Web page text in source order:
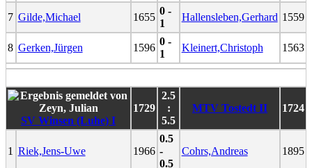
7 Gilde,Michael 1655
0 -
1
Hallensleben,Gerhard 1559
8 Gerken,Jürgen 1596
0 -
1
Kleinert,Christoph 1563
SV Winsen (Luhe) I
1729
2.5
:
5.5
MTV Tostedt II 1724
1 Riek,Jens-Uwe 1966
0.5
-
0.5
Cohrs,Andreas 1895